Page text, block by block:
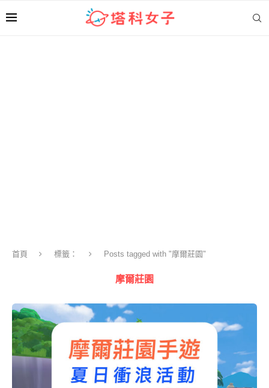
首頁 標籤： Posts tagged with "摩爾莊園"
摩爾莊園